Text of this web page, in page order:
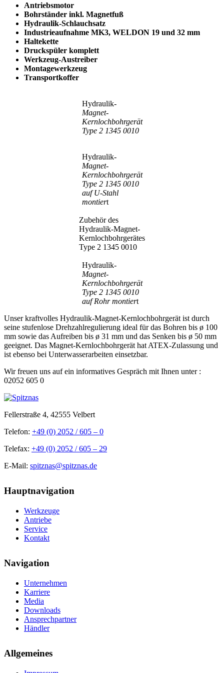
Antriebsmotor
Bohrständer inkl. Magnetfuß
Hydraulik-Schlauchsatz
Industrieaufnahme MK3, WELDON 19 und 32 mm
Haltekette
Druckspüler komplett
Werkzeug-Austreiber
Montagewerkzeug
Transportkoffer
Hydraulik-
Magnet-
Kernlochbohrgerät
Type 2 1345 0010
Hydraulik-
Magnet-
Kernlochbohrgerät
Type 2 1345 0010
auf U-Stahl
montiert
Zubehör des
Hydraulik-Magnet-
Kernlochbohrgerätes
Type 2 1345 0010
Hydraulik-
Magnet-
Kernlochbohrgerät
Type 2 1345 0010
auf Rohr montiert
Unser kraftvolles Hydraulik-Magnet-Kernlochbohrgerät ist durch
seine stufenlose Drehzahlregulierung ideal für das Bohren bis ø 100
mm sowie das Aufreiben bis ø 31 mm und das Senken bis ø 50 mm
geeignet. Das Magnet-Kernlochbohrgerät hat ATEX-Zulassung und
ist ebenso bei Unterwasserarbeiten einsetzbar.
Wir freuen uns auf ein informatives Gespräch mit Ihnen unter :
02052 605 0
Fellerstraße 4, 42555 Velbert
Telefon: +49 (0) 2052 / 605 – 0
Telefax: +49 (0) 2052 / 605 – 29
E-Mail: spitznas@spitznas.de
Hauptnavigation
Werkzeuge
Antriebe
Service
Kontakt
Navigation
Unternehmen
Karriere
Media
Downloads
Ansprechpartner
Händler
Allgemeines